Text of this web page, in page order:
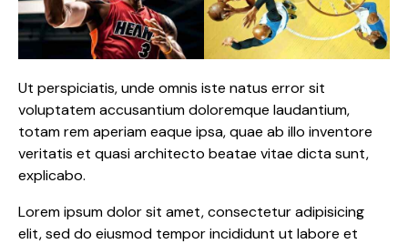
Ut perspiciatis, unde omnis iste natus error sit
voluptatem accusantium doloremque laudantium,
totam rem aperiam eaque ipsa, quae ab illo inventore
veritatis et quasi architecto beatae vitae dicta sunt,
explicabo.
Lorem ipsum dolor sit amet, consectetur adipisicing
elit, sed do eiusmod tempor incididunt ut labore et